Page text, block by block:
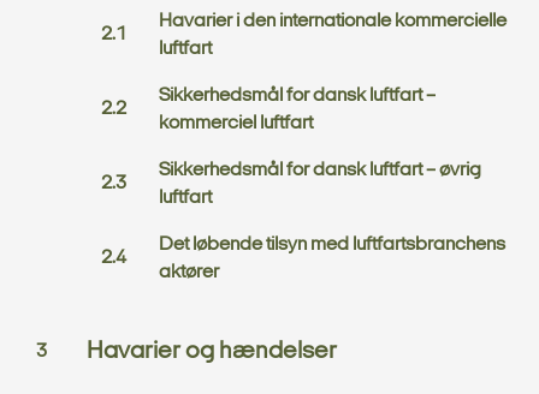
Havarier i den internationale kommercielle
luftfart
Sikkerhedsmål for dansk luftfart –
kommerciel luftfart
Sikkerhedsmål for dansk luftfart – øvrig
luftfart
Det løbende tilsyn med luftfartsbranchens
aktører
Havarier og hændelser